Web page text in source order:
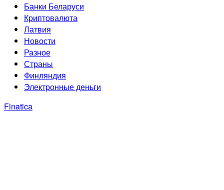
Банки Беларуси
Криптовалюта
Латвия
Новости
Разное
Страны
Финляндия
Электронные деньги
Finatica